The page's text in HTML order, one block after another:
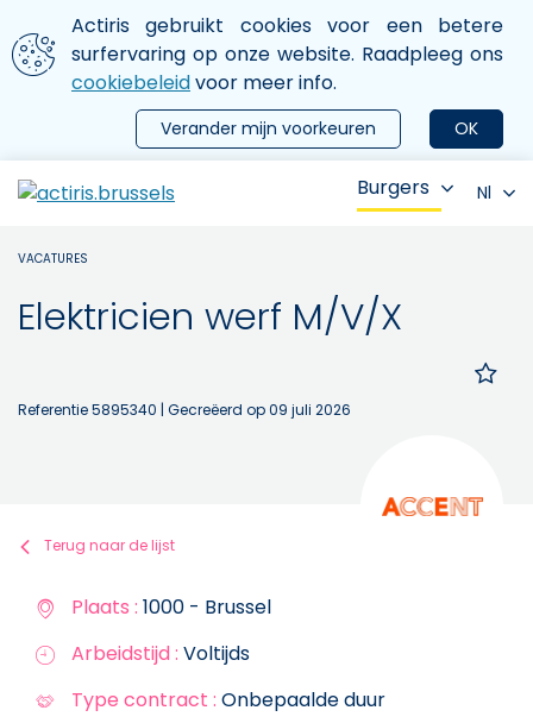
Aller au contenu principal
We gebruiken cookies
Actiris gebruikt cookies voor een betere
surfervaring op onze website. Raadpleeg ons
cookiebeleidvoor meer info.
OK
Verander mijn voorkeuren
le menu
Burgers Nl
VACATURES
Elektricien werf M/V/X
Referentie 5895340 | Gecreëerd op 09 juli 2026
Terug naar de lijst
Plaats : 1000 - Brussel
Arbeidstijd : Voltijds
Type contract : Onbepaalde duur